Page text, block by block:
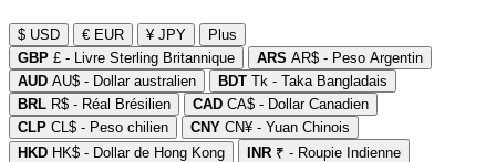
$ USD € EUR ¥ JPY
Plus
GBP £ - Livre Sterling Britannique ARS AR$ - Peso Argentin
AUD AU$ - Dollar australien BDT Tk - Taka Bangladais
BRL R$ - Réal Brésilien CAD CA$ - Dollar Canadien
CLP CL$ - Peso chilien CNY CN¥ - Yuan Chinois
HKD HK$ - Dollar de Hong Kong INR ₹ - Roupie Indienne